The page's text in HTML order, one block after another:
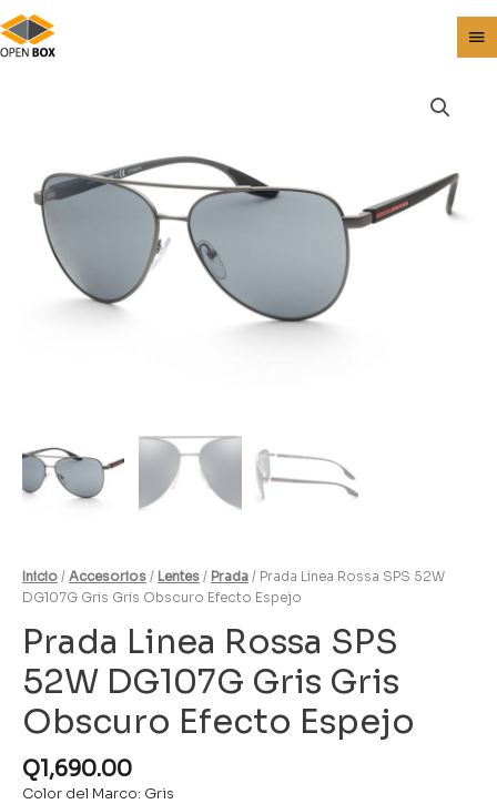
Inicio / Accesorios / Lentes / Prada / Prada Linea Rossa SPS 52W
DG107G Gris Gris Obscuro Efecto Espejo
Prada Linea Rossa SPS
52W DG107G Gris Gris
Obscuro Efecto Espejo
Q1,690.00
Color del Marco: Gris